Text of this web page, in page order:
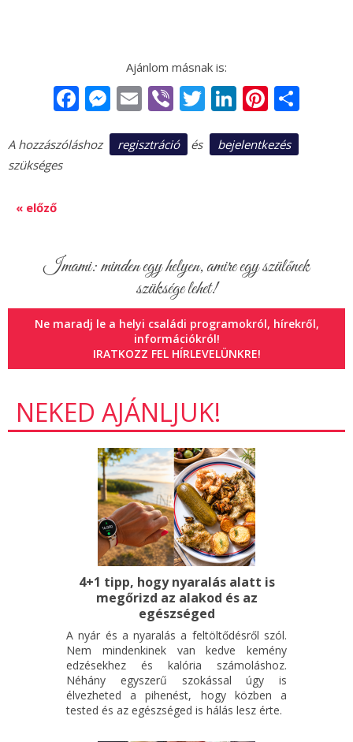
Facebook
Messenger
EmailViberTwitter
LinkedIn
A hozzászóláshoz regisztráció és
bejelentkezés
szükséges
« előző
Imami: minden egy helyen, amire egy szülőnek
szüksége lehet!
Ne maradj le a helyi családi programokról, hírekről,
információkról!
IRATKOZZ FEL HÍRLEVELÜNKRE!
NEKED AJÁNLJUK!
4+1 tipp, hogy nyaralás alatt is
megőrizd az alakod és az
egészséged
A nyár és a nyaralás a feltöltődésről szól.
Nem mindenkinek van kedve kemény
edzésekhez és kalória számoláshoz.
Néhány egyszerű szokással úgy is
élvezheted a pihenést, hogy közben a
tested és az egészséged is hálás lesz érte.